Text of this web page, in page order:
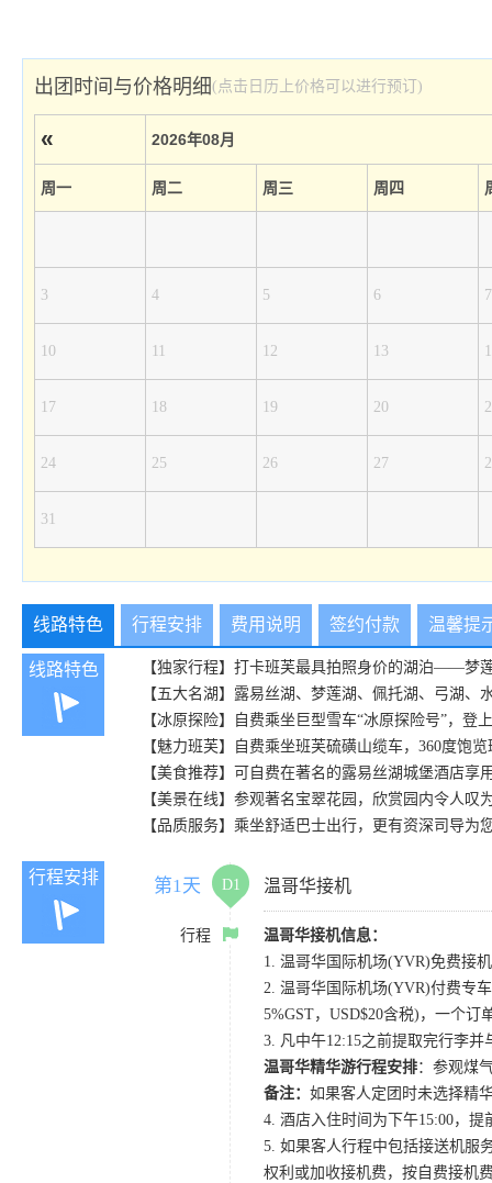
出团时间与价格明细(点击日历上价格可以进行预订)
« 2026年08月
周一 周二 周三 周四
3 4 5 6 7
10 11 12 13
17 18 19 20
24 25 26 27
31
线路特色 行程安排 费用说明 签约付款 温馨提
线路特色
【独家行程】打卡班芙最具拍照身价的湖泊——梦
【五大名湖】露易丝湖、梦莲湖、佩托湖、弓湖
【冰原探险】自费乘坐巨型雪车“冰原探险号”，登
【魅力班芙】自费乘坐班芙硫磺山缆车，360度饱
【美食推荐】可自费在著名的露易丝湖城堡酒店享
【美景在线】参观著名宝翠花园，欣赏园内令人叹
【品质服务】乘坐舒适巴士出行，更有资深司导为
行程安排 第1天 D1 温哥华接机
行程
温哥华接机信息：
1. 温哥华国际机场(YVR)免费接
2. 温哥华国际机场(YVR)付费专
5%GST，USD$20含税)，一个订
3. 凡中午12:15之前提取完行李
温哥华精华游行程安排：参观煤
备注： 如果客人定团时未选择精
4. 酒店入住时间为下午15:00，
5. 如果客人行程中包括接送机服
权利或加收接机费，按自费接机